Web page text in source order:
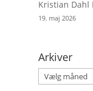
Kristian Dahl
19. maj 2026
Arkiver
Arkiver